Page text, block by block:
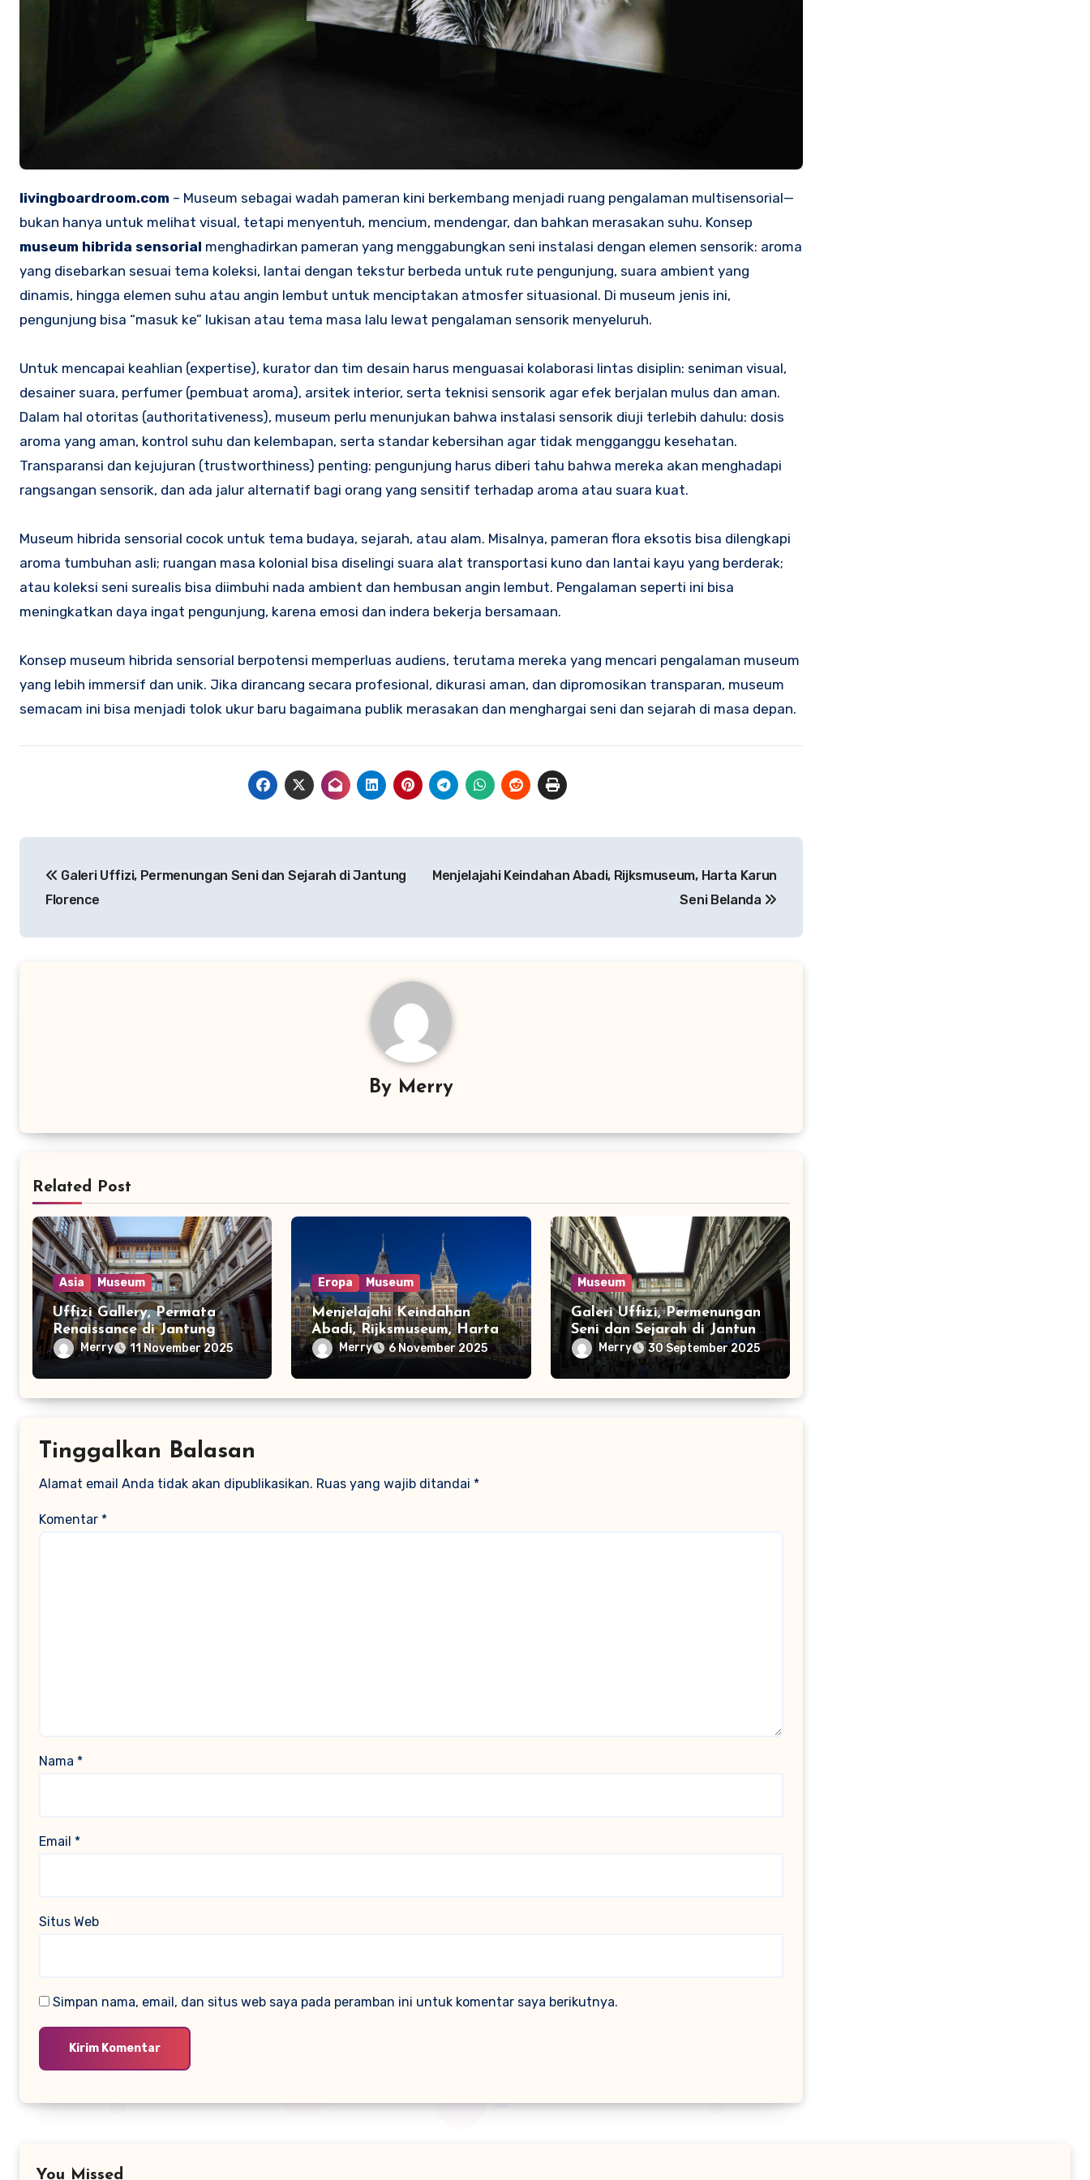
livingboardroom.com – Museum sebagai wadah pameran kini berkembang menjadi ruang pengalaman multisensorial—
bukan hanya untuk melihat visual, tetapi menyentuh, mencium, mendengar, dan bahkan merasakan suhu. Konsep
museum hibrida sensorial menghadirkan pameran yang menggabungkan seni instalasi dengan elemen sensorik: aroma
yang disebarkan sesuai tema koleksi, lantai dengan tekstur berbeda untuk rute pengunjung, suara ambient yang
dinamis, hingga elemen suhu atau angin lembut untuk menciptakan atmosfer situasional. Di museum jenis ini,
pengunjung bisa “masuk ke” lukisan atau tema masa lalu lewat pengalaman sensorik menyeluruh.
Untuk mencapai keahlian (expertise), kurator dan tim desain harus menguasai kolaborasi lintas disiplin: seniman visual,
desainer suara, perfumer (pembuat aroma), arsitek interior, serta teknisi sensorik agar efek berjalan mulus dan aman.
Dalam hal otoritas (authoritativeness), museum perlu menunjukan bahwa instalasi sensorik diuji terlebih dahulu: dosis
aroma yang aman, kontrol suhu dan kelembapan, serta standar kebersihan agar tidak mengganggu kesehatan.
Transparansi dan kejujuran (trustworthiness) penting: pengunjung harus diberi tahu bahwa mereka akan menghadapi
rangsangan sensorik, dan ada jalur alternatif bagi orang yang sensitif terhadap aroma atau suara kuat.
Museum hibrida sensorial cocok untuk tema budaya, sejarah, atau alam. Misalnya, pameran flora eksotis bisa dilengkapi
aroma tumbuhan asli; ruangan masa kolonial bisa diselingi suara alat transportasi kuno dan lantai kayu yang berderak;
atau koleksi seni surealis bisa diimbuhi nada ambient dan hembusan angin lembut. Pengalaman seperti ini bisa
meningkatkan daya ingat pengunjung, karena emosi dan indera bekerja bersamaan.
Konsep museum hibrida sensorial berpotensi memperluas audiens, terutama mereka yang mencari pengalaman museum
yang lebih immersif dan unik. Jika dirancang secara profesional, dikurasi aman, dan dipromosikan transparan, museum
semacam ini bisa menjadi tolok ukur baru bagaimana publik merasakan dan menghargai seni dan sejarah di masa depan.
pos Galeri Uffizi, Permenungan Seni dan Sejarah di Jantung
Florence
Menjelajahi Keindahan Abadi, Rijksmuseum, Harta Karun
Seni Belanda
By Merry
Related Post
Asia Museum
Uffizi Gallery, Permata
Renaissance di Jantung
Firenze yang Hidup
Kembali di 2025
Merry 11 November 2025
Eropa Museum
Menjelajahi Keindahan
Abadi, Rijksmuseum, Harta
Karun Seni Belanda
Merry 6 November 2025
Museum
Galeri Uffizi, Permenungan
Seni dan Sejarah di Jantung
Florence
Merry 30 September 2025
Tinggalkan Balasan
Alamat email Anda tidak akan dipublikasikan. Ruas yang wajib ditandai *
Komentar *
Nama *
Email *
Situs Web
Simpan nama, email, dan situs web saya pada peramban ini untuk komentar saya berikutnya.
You Missed